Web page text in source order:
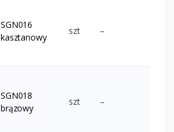
SGN016
kasztanowy
szt –
SGN018
brązowy
szt –